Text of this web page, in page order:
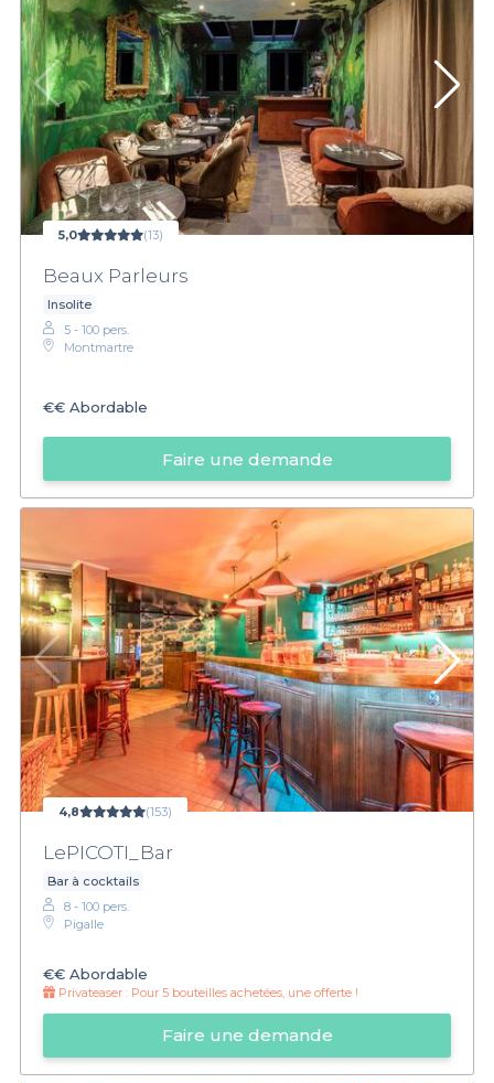
5,0 (13)
Beaux Parleurs
Insolite
5 - 100 pers.
Montmartre
€€ Abordable
Faire une demande
4,8 (153)
LePICOTI_Bar
Bar à cocktails
8 - 100 pers.
Pigalle
€€ Abordable
Privateaser : Pour 5 bouteilles achetées, une offerte !
Faire une demande